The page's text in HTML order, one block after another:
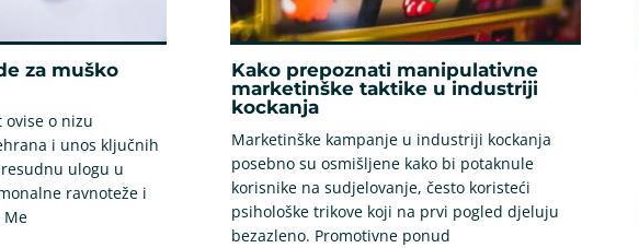
za muško
o nizu
i unos ključnih
ulogu u
ravnoteže i
Me
Kako prepoznati manipulativne
marketinške taktike u industriji
kockanja
Marketinške kampanje u industriji kockanja
posebno su osmišljene kako bi potaknule
korisnike na sudjelovanje, često koristeći
psihološke trikove koji na prvi pogled djeluju
bezazleno. Promotivne ponud